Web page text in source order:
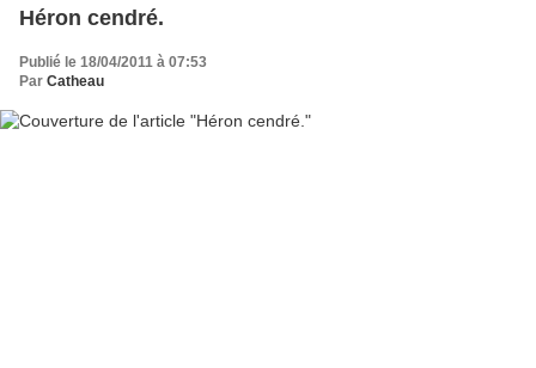
Héron cendré.
Publié le 18/04/2011 à 07:53
Par Catheau